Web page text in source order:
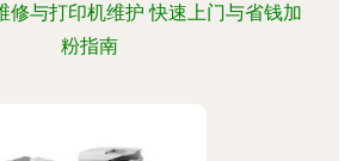
修与打印机维护 快速上门与省钱加
粉指南